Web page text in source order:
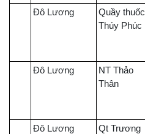
Đô Lương
Quầy thuốc
Thúy Phúc
Đô Lương
NT Thảo
Thân
Đô Lương
Qt Trương